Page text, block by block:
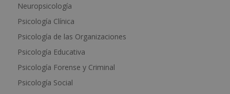
r
n
a
i
v
e
Neuropsicología
Psicología Clínica
Psicología de las Organizaciones
Psicología Educativa
Psicología Forense y Criminal
Psicología Social